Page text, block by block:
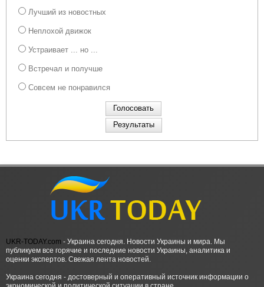
Лучший из новостных
Неплохой движок
Устраивает ... но ...
Встречал и получше
Совсем не понравился
UKR-TODAY.com - Украина сегодня. Новости Украины и мира. Мы
публикуем все горячие и последние новости Украины, аналитика и
оценки экспертов. Свежая лента новостей.
Украина сегодня - достоверный и оперативный источник информации о